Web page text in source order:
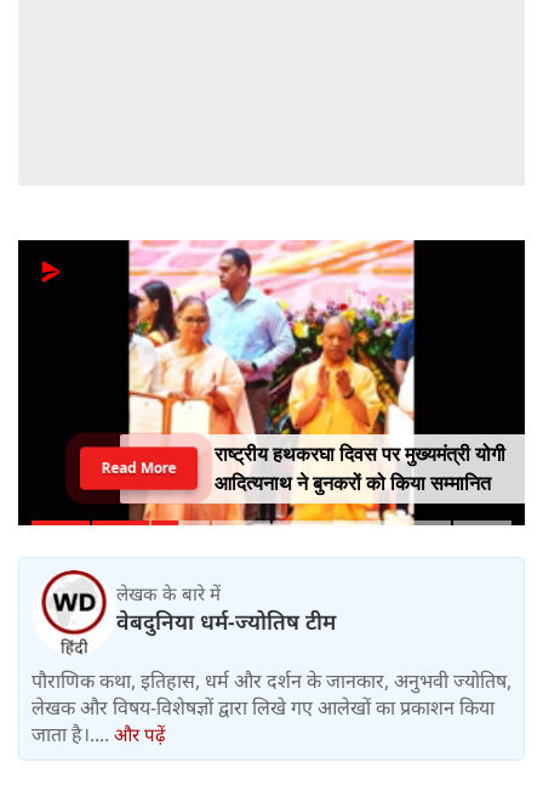
राष्ट्रीय हथकरघा दिवस पर मुख्यमंत्री योगी
आदित्यनाथ ने बुनकरों को किया सम्मानित
Read More
लेखक के बारे में
वेबदुनिया धर्म-ज्योतिष टीम
पौराणिक कथा, इतिहास, धर्म और दर्शन के जानकार, अनुभवी ज्योतिष,
लेखक और विषय-विशेषज्ञों द्वारा लिखे गए आलेखों का प्रकाशन किया
जाता है।.... और पढ़ें